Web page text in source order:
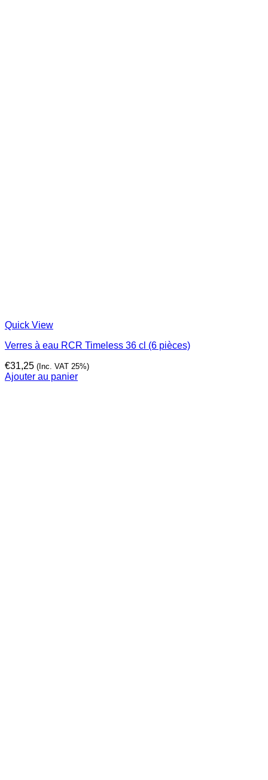
Quick View
Verres à eau RCR Timeless 36 cl (6 pièces)
€31,25 (Inc. VAT 25%)
Ajouter au panier